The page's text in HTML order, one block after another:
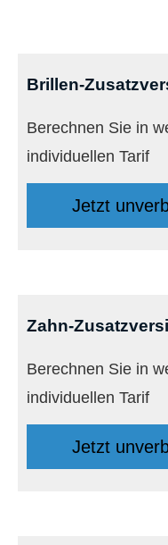
Brillen-
Berechnen Sie in
individuellen Tarif
Jetzt
Zahn-
Berechnen Sie in
individuellen Tarif
Jetzt